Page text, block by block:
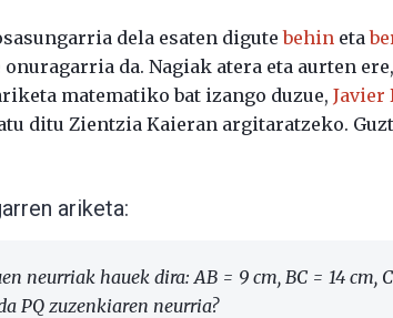
dela esaten digutebehin eta
da. Nagiak atera eta aurten
matematiko bat izango duzue,Javier
ditu Zientzia Kaieran argitaratzeko.
ariketa:
neurriak hauek dira: AB = 9 cm, BC = 14 cm,
PQ zuzenkiaren neurria?